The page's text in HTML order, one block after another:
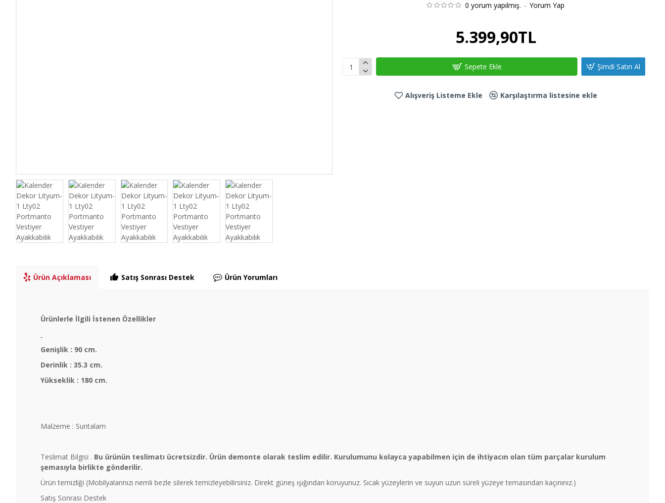
0 yorum yapılmış. - Yorum Yap
5.399,90TL
Sepete Ekle Şimdi Satın Al
Alışveriş Listeme Ekle Karşılaştırma listesine ekle
Ürün Açıklaması Satış Sonrası Destek Ürün Yorumları
Ürünlerle İlgili İstenen Özellikler
Genişlik : 90 cm.
Derinlik : 35.3 cm.
Yükseklik : 180 cm.
Malzeme : Suntalam
Teslimat Bilgisi . Bu ürünün teslimatı ücretsizdir. Ürün demonte olarak teslim edilir. Kurulumunu kolayca yapabilmen için de ihtiyacın olan tüm parçalar kurulum
şemasıyla birlikte gönderilir.
Ürün temizliği (Mobilyalarınızı nemli bezle silerek temizleyebilirsiniz. Direkt güneş ışığından koruyunuz. Sıcak yüzeylerin ve suyun uzun süreli yüzeye temasından kaçınınız.)
Satış Sonrası Destek